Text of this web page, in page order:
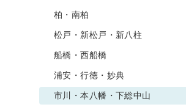
柏・南柏
松戸・新松戸・新八柱
船橋・西船橋
浦安・行徳・妙典
市川・本八幡・下総中山